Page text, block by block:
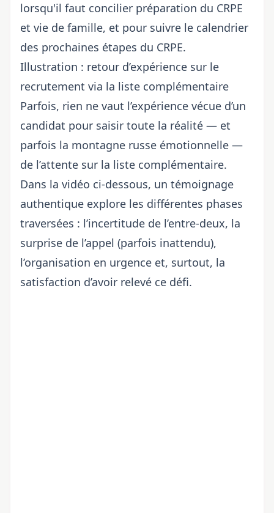
lorsqu'il faut concilier préparation du CRPE
et vie de famille, et pour suivre le calendrier
des prochaines étapes du CRPE.
Illustration : retour d’expérience sur le
recrutement via la liste complémentaire
Parfois, rien ne vaut l’expérience vécue d’un
candidat pour saisir toute la réalité — et
parfois la montagne russe émotionnelle —
de l’attente sur la liste complémentaire.
Dans la vidéo ci-dessous, un témoignage
authentique explore les différentes phases
traversées : l’incertitude de l’entre-deux, la
surprise de l’appel (parfois inattendu),
l’organisation en urgence et, surtout, la
satisfaction d’avoir relevé ce défi.